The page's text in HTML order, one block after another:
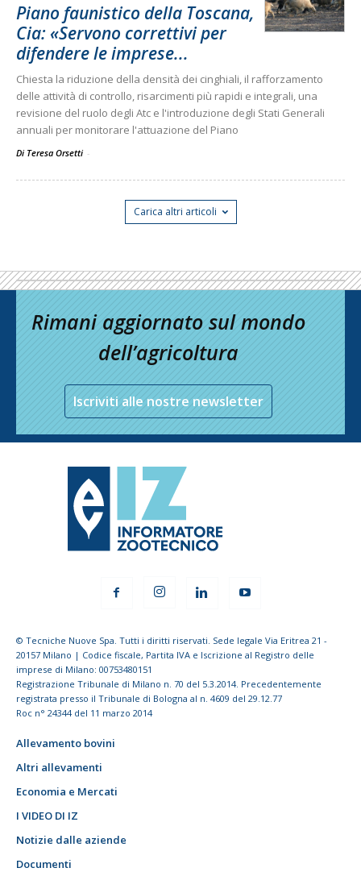
Piano faunistico della Toscana,
Cia: «Servono correttivi per
difendere le imprese...
Chiesta la riduzione della densità dei cinghiali, il rafforzamento
delle attività di controllo, risarcimenti più rapidi e integrali, una
revisione del ruolo degli Atc e l'introduzione degli Stati Generali
annuali per monitorare l'attuazione del Piano
Di Teresa Orsetti -
Carica altri articoli
Rimani aggiornato sul mondo
dell’agricoltura
Iscriviti alle nostre newsletter
© Tecniche Nuove Spa. Tutti i diritti riservati. Sede legale Via Eritrea 21 -
20157 Milano | Codice fiscale, Partita IVA e Iscrizione al Registro delle
imprese di Milano: 00753480151
Registrazione Tribunale di Milano n. 70 del 5.3.2014. Precedentemente
registrata presso il Tribunale di Bologna al n. 4609 del 29.12.77
Roc n° 24344 del 11 marzo 2014
Allevamento bovini
Altri allevamenti
Economia e Mercati
I VIDEO DI IZ
Notizie dalle aziende
Documenti